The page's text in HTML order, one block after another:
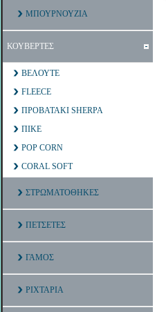
ΜΠΟΥΡΝΟΥΖΙΑ
ΚΟΥΒΕΡΤΕΣ
ΒΕΛΟΥΤΕ
FLEECE
ΠΡΟΒΑΤΑΚΙ SHERPA
ΠΙΚΕ
POP CORN
CORAL SOFT
ΣΤΡΩΜΑΤΟΘΗΚΕΣ
ΠΕΤΣΕΤΕΣ
ΓΑΜΟΣ
ΡΙΧΤΑΡΙΑ